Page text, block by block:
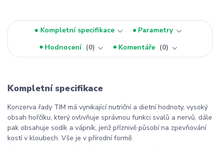
Kompletní specifikace
Parametry
Hodnocení
0 Komentáře 0
Kompletní specifikace
Konzerva řady TIM má vynikající nutriční a dietní hodnoty, vysoký
obsah hořčíku, který ovlivňuje správnou funkci svalů a nervů, dále
pak obsahuje sodík a vápník, jenž příznivě působí na zpevňování
kostí v kloubech. Vše je v přírodní formě.